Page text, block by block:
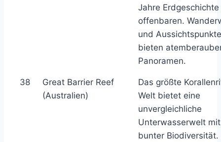
Jahre Erdgeschichte
offenbaren.
und Aussichtspunkte
bieten
Panoramen.
38
Great Barrier Reef
(Australien)
Das größte
Welt bietet eine
unvergleichliche
Unterwasserwelt mit
bunter Biodiversität.